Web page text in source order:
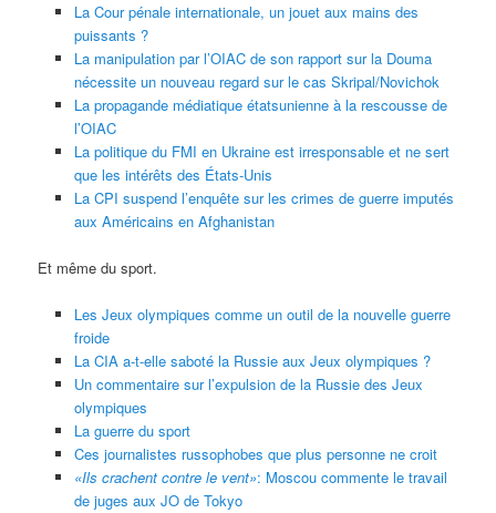
La Cour pénale internationale, un jouet aux mains des
puissants ?
La manipulation par l’OIAC de son rapport sur la Douma
nécessite un nouveau regard sur le cas Skripal/Novichok
La propagande médiatique étatsunienne à la rescousse de
l’OIAC
La politique du FMI en Ukraine est irresponsable et ne sert
que les intérêts des États-Unis
La CPI suspend l’enquête sur les crimes de guerre imputés
aux Américains en Afghanistan
Et même du sport.
Les Jeux olympiques comme un outil de la nouvelle guerre
froide
La CIA a-t-elle saboté la Russie aux Jeux olympiques ?
Un commentaire sur l’expulsion de la Russie des Jeux
olympiques
La guerre du sport
Ces journalistes russophobes que plus personne ne croit
«Ils crachent contre le vent»: Moscou commente le travail
de juges aux JO de Tokyo